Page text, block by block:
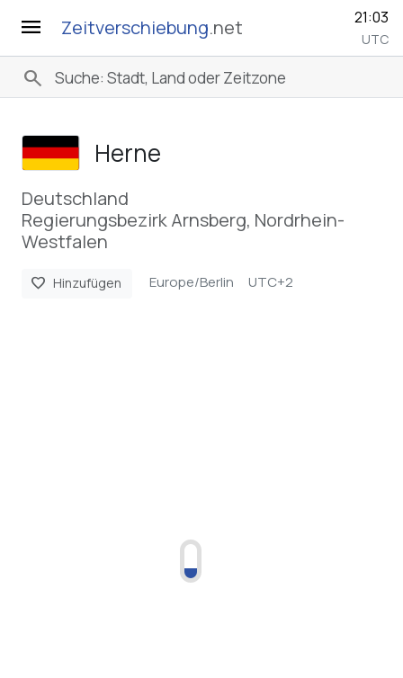
menu Zeitverschiebung.net 21:03
UTC
search
Herne
Deutschland
Regierungsbezirk Arnsberg, Nordrhein-
Westfalen
favorite Hinzufügen Europe/Berlin UTC+2